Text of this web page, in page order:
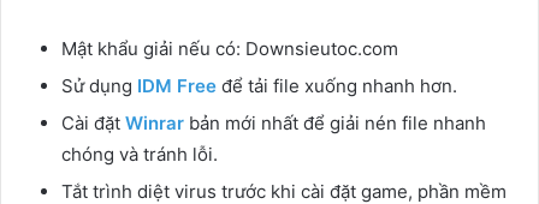
Mật khẩu giải nếu có: Downsieutoc.com
Sử dụng IDM Free để tải file xuống nhanh hơn.
Cài đặt Winrar bản mới nhất để giải nén file nhanh
chóng và tránh lỗi.
Tắt trình diệt virus trước khi cài đặt game, phần mềm